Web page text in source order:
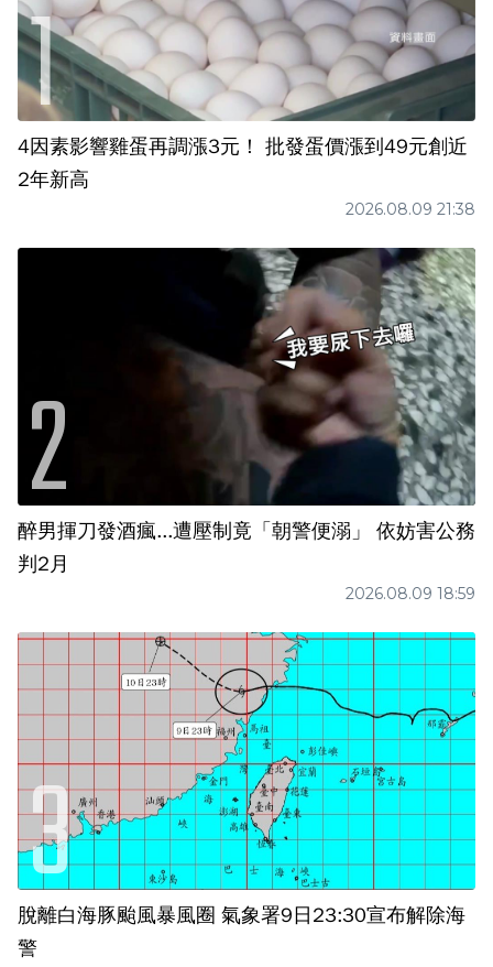
4因素影響雞蛋再調漲3元！ 批發蛋價漲到49元創近
2年新高
2026.08.09 21:38
醉男揮刀發酒瘋...遭壓制竟「朝警便溺」 依妨害公務
判2月
2026.08.09 18:59
脫離白海豚颱風暴風圈 氣象署9日23:30宣布解除海
警